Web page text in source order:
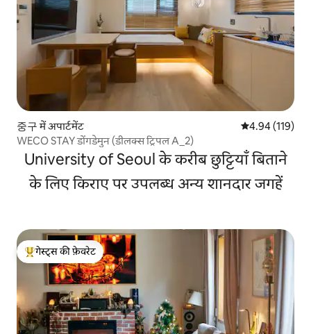
중구 में अपार्टमेंट औसत रेटिंग 5 में से
4.94 (119)
WECO STAY डोंगडेमुन (डीलक्स ट्रिपल A_2)
University of Seoul के करीब छुट्टियाँ बिताने
के लिए किराए पर उपलब्ध अन्य शानदार जगहें
गेस्ट्स का टॉप फ़ेवरेट
गेस्ट्स की फ़ेवरेट